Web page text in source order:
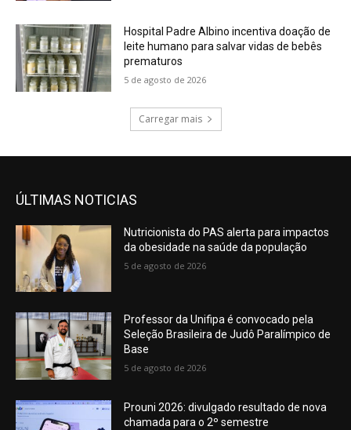
Hospital Padre Albino incentiva doação de
leite humano para salvar vidas de bebês
prematuros
5 de agosto de 2026
Carregar mais
ÚLTIMAS NOTICIAS
Nutricionista do PAS alerta para impactos
da obesidade na saúde da população
5 de agosto de 2026
Professor da Unifipa é convocado pela
Seleção Brasileira de Judô Paralímpico de
Base
5 de agosto de 2026
Prouni 2026: divulgado resultado de nova
chamada para o 2º semestre